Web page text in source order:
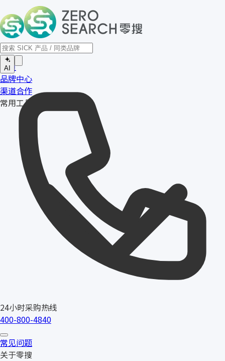
AI
24小时采购热线
400-800-4840
首页
品牌中心
渠道合作
常用工具
常见问题
关于零搜